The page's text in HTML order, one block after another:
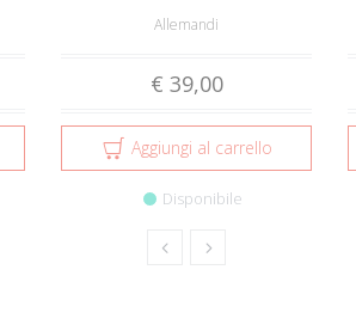
Allemandi
€ 39,00
Aggiungi al carrello
Disponibile